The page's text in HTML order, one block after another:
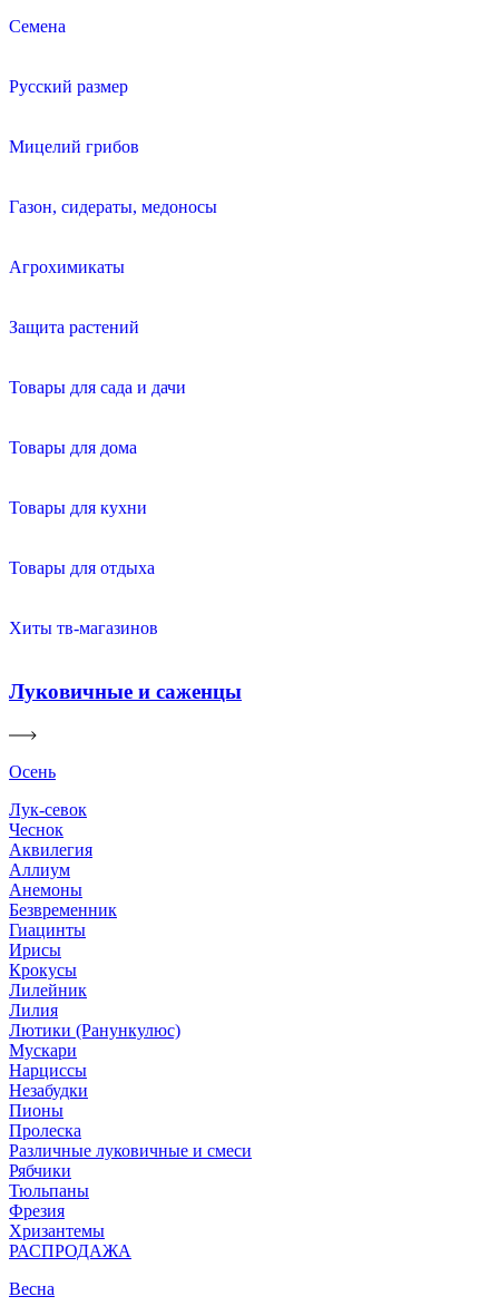
Семена
Русский размер
Мицелий грибов
Газон, сидераты, медоносы
Агрохимикаты
Защита растений
Товары для сада и дачи
Товары для дома
Товары для кухни
Товары для отдыха
Хиты тв-магазинов
Луковичные и саженцы
Осень
Лук-севок
Чеснок
Аквилегия
Аллиум
Анемоны
Безвременник
Гиацинты
Ирисы
Крокусы
Лилейник
Лилия
Лютики (Ранункулюс)
Мускари
Нарцисcы
Незабудки
Пионы
Пролеска
Различные луковичные и смеси
Рябчики
Тюльпаны
Фрезия
Хризантемы
РАСПРОДАЖА
Весна